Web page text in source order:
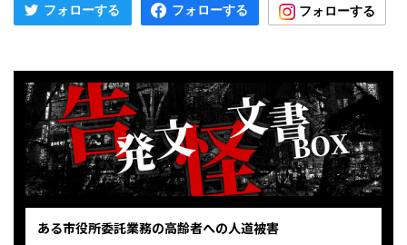
ある市役所委託業務の高齢者への人道被害